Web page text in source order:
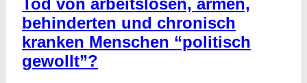
behinderten und chronisch
kranken Menschen “politisch
gewollt”?